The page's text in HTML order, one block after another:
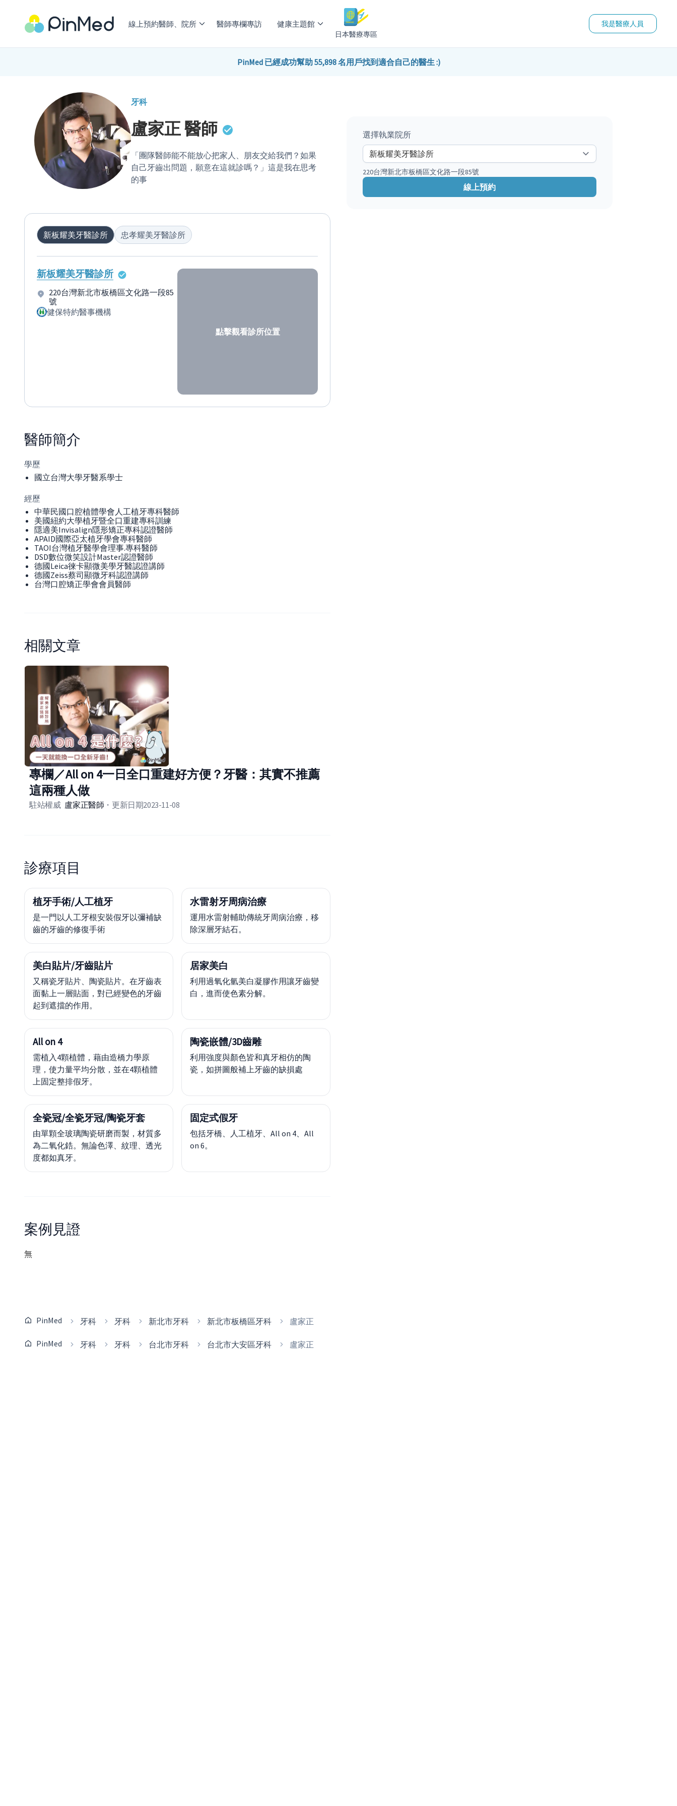
線上預約醫師、院所 醫師專欄專訪 健康主題館
日本醫療專區
我是醫療人員
PinMed 已經成功幫助 55,898 名用戶找到適合自己的醫生 :)
牙科
盧家正醫師
「團隊醫師能不能放心把家人、朋友交給我們？如果
自己牙齒出問題，願意在這就診嗎？」這是我在思考
的事
新板耀美牙醫診所 忠孝耀美牙醫診所
新板耀美牙醫診所
220台灣新北市板橋區文化路一段85
號
健保特約醫事機構
點擊觀看診所位置
醫師簡介
學歷
國立台灣大學牙醫系學士
經歷
中華民國口腔植體學會人工植牙專科醫師
美國紐約大學植牙暨全口重建專科訓練
隱適美Invisalign隱形矯正專科認證醫師
APAID國際亞太植牙學會專科醫師
TAOI台灣植牙醫學會理事.專科醫師
DSD數位微笑設計Master認證醫師
德國Leica徠卡顯微美學牙醫認證講師
德國Zeiss蔡司顯微牙科認證講師
台灣口腔矯正學會會員醫師
相關文章
專欄／All on 4一日全口重建好方便？牙醫：其實不推薦
這兩種人做
駐站權威 盧家正醫師 ・更新日期2023-11-08
診療項目
植牙手術/人工植牙
是一門以人工牙根安裝假牙以彌補缺
齒的牙齒的修復手術
水雷射牙周病治療
運用水雷射輔助傳統牙周病治療，移
除深層牙結石。
美白貼片/牙齒貼片
又稱瓷牙貼片、陶瓷貼片。在牙齒表
面黏上一層貼面，對已經變色的牙齒
起到遮擋的作用。
居家美白
利用過氧化氫美白凝膠作用讓牙齒變
白，進而使色素分解。
All on 4
需植入4顆植體，藉由造橋力學原
理，使力量平均分散，並在4顆植體
上固定整排假牙。
陶瓷嵌體/3D齒雕
利用強度與顏色皆和真牙相仿的陶
瓷，如拼圖般補上牙齒的缺損處
全瓷冠/全瓷牙冠/陶瓷牙套
由單顆全玻璃陶瓷研磨而製，材質多
為二氧化鋯。無論色澤、紋理、透光
度都如真牙。
固定式假牙
包括牙橋、人工植牙、All on 4、All
on 6。
案例見證
無
PinMed 牙科 牙科 新北市牙科 新北市板橋區牙科 盧家正
PinMed 牙科 牙科 台北市牙科 台北市大安區牙科 盧家正
選擇執業院所
220台灣新北市板橋區文化路一段85號
線上預約